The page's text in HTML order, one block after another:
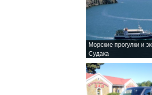
Морские прогулки и
Судака